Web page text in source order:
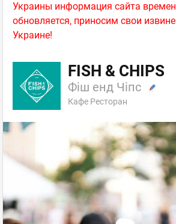
Украины информация сайта
обновляется, приносим свои
Украине!
FISH & CHIPS
Фіш енд Чіпс
Кафе Ресторан